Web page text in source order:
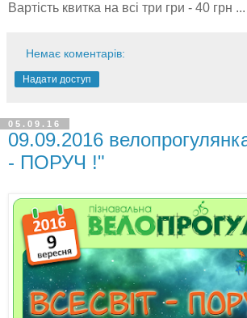
Вартість квитка на всі три гри - 40 грн ...
Немає коментарів:
Надати доступ
05.09.16
09.09.2016
- ПОРУЧ !"